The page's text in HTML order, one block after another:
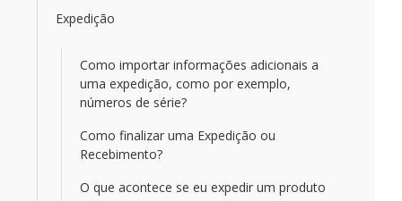
Expedição
Como importar informações adicionais a
uma expedição, como por exemplo,
números de série?
Como finalizar uma Expedição ou
Recebimento?
O que acontece se eu expedir um produto